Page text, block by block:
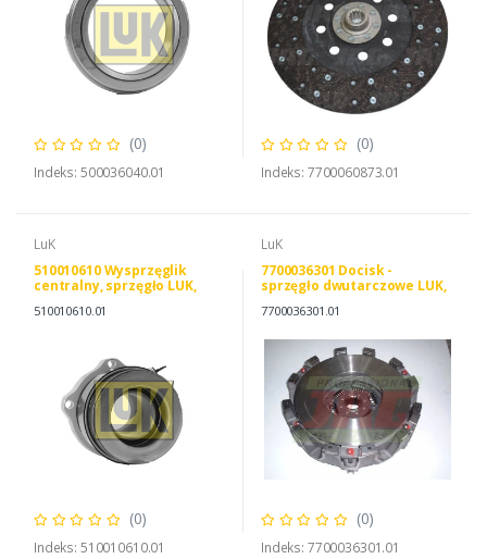
(0)
Indeks: 500036040.01
(0)
Indeks: 7700060873.01
LuK
510010610 Wysprzęglik
centralny, sprzęgło LUK,
AL120069
510010610.01
(0)
Indeks: 510010610.01
LuK
7700036301 Docisk -
sprzęgło dwutarczowe LUK,
231008710
7700036301.01
(0)
Indeks: 7700036301.01